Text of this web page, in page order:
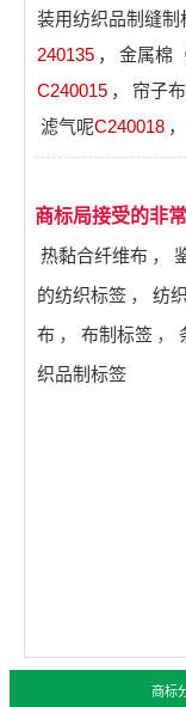
装用纺织品制缝制
240135 ， 金属棉
C240015 ， 帘子布
滤气呢C240018 ，
商标局接受的非
热黏合纤维布 ，
的纺织标签 ， 纺
布 ， 布制标签 ，
织品制标签
商标